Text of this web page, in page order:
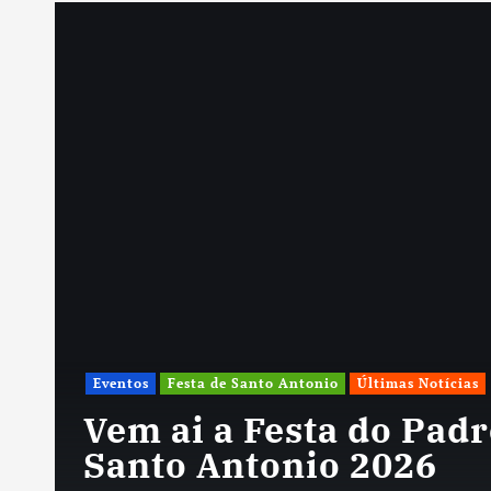
Eventos Festa de Santo Antonio Últimas Notícias
Vem ai a Festa do
Santo Antonio 2026